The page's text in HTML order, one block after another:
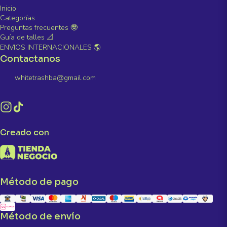
Inicio
Categorías
Preguntas frecuentes 🤓
Guía de talles 📐
ENVIOS INTERNACIONALES 🌎
Contactanos
whitetrashba@gmail.com
Creado con
Método de pago
Método de envío